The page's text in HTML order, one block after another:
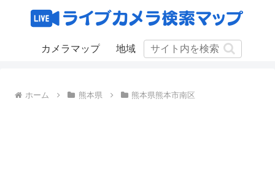
カメラマップ 地域
ホーム 熊本県 熊本県熊本市南区